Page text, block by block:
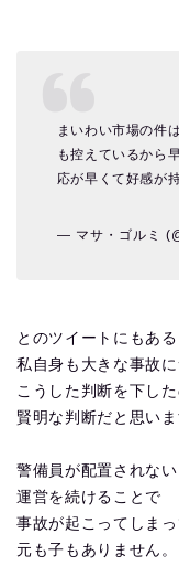
まいわい市場の件
も控えているから
応が早くて好感が
— マサ・ゴルミ
とのツイートにもあ
私自身も大きな事故
こうした判断を下した
賢明な判断だと思いま
警備員が配置されない
運営を続けることで
事故が起こってしまっ
元も子もありません。